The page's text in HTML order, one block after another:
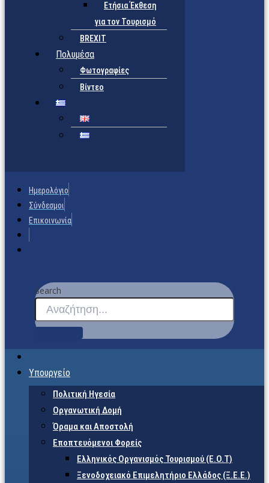
Ετήσια Έκθεση
για τον Τουρισμό
BREXIT
Πολυμέσα
Φωτογραφίες
Βίντεο
Ημερολόγιο
Σύνδεσμοι
Επικοινωνία
Search
Υπουργείο
Πολιτική Ηγεσία
Οργανωτική Δομή
Όραμα και Αποστολή
Εποπτευόμενοι Φορείς
Eλληνικός Οργανισμός Τουρισμού (Ε.Ο.Τ)
Ξενοδοχειακό Επιμελητήριο Ελλάδος (Ξ.Ε.Ε.)